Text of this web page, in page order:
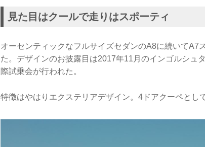
見た目はクールで走りはスポーティ
オーセンティックなフルサイズセダンのA8に続いてA7
た。デザインのお披露目は2017年11月のインゴルシュ
際試乗会が行われた。
特徴はやはりエクステリアデザイン。4ドアクーペとし